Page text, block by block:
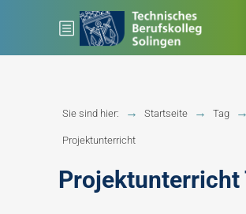
Sie sind hier: Startseite Tag
Projektunterricht
Projektunterricht